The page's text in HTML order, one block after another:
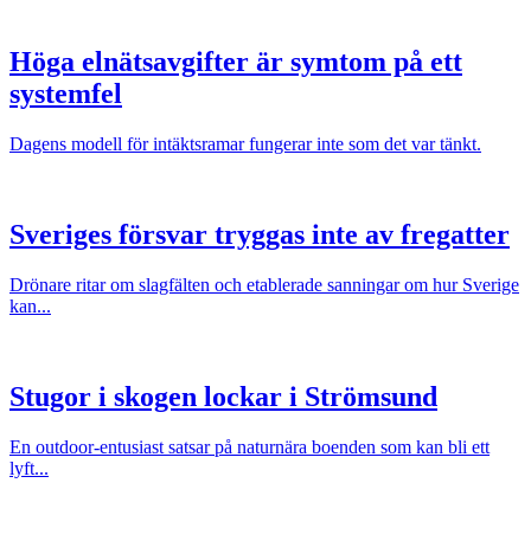
Höga elnätsavgifter är symtom på ett
systemfel
Dagens modell för intäktsramar fungerar inte som det var tänkt.
Sveriges försvar tryggas inte av fregatter
Drönare ritar om slagfälten och etablerade sanningar om hur Sverige
kan...
Stugor i skogen lockar i Strömsund
En outdoor-entusiast satsar på naturnära boenden som kan bli ett
lyft...